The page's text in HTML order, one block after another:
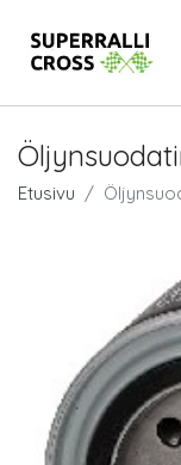
Etusivu